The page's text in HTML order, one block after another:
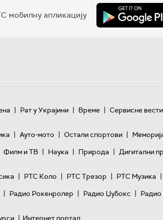
мобилну апликацију
| Рат у Украјини | Време | Сервисне вести
| Ауто-мото | Остали спортови |
Филм и ТВ | Наука | Природа | Дигитални
| РТС Коло | РТС Трезор | РТС Музика |
| Радио Рокенролер | Радио Џубокс |
| Интернет портал